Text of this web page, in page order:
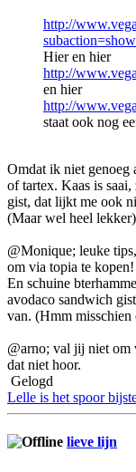
http://
Hier en hier
http://
en hier
http://
staat ook nog
Omdat ik niet genoeg
of tartex. Kaas is
gist, dat lijkt me ook
(Maar wel heel
@Monique; leuke
om via topia te
En schuine
avodaco sandwich
van. (Hmm
@arno; val jij niet om
dat niet hoor.
Gelogd
Lelle is het spoor
lieve lijn